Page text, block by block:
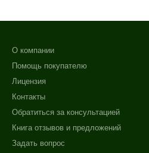
О компании
Помощь покупателю
Лицензия
Контакты
Обратиться за консультацией
Книга отзывов и предложений
Задать вопрос